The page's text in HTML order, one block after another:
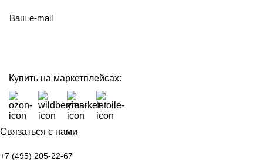
Купить на маркетплейсах:
Связаться с нами
+7 (495) 205-22-67